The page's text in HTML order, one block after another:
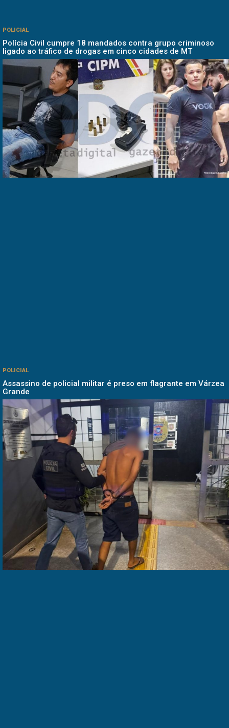
POLICIAL
Polícia Civil cumpre 18 mandados contra grupo criminoso
ligado ao tráfico de drogas em cinco cidades de MT
POLICIAL
Assassino de policial militar é preso em flagrante em Várzea
Grande